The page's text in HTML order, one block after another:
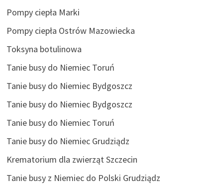
Pompy ciepła Marki
Pompy ciepła Ostrów Mazowiecka
Toksyna botulinowa
Tanie busy do Niemiec Toruń
Tanie busy do Niemiec Bydgoszcz
Tanie busy do Niemiec Bydgoszcz
Tanie busy do Niemiec Toruń
Tanie busy do Niemiec Grudziądz
Krematorium dla zwierząt Szczecin
Tanie busy z Niemiec do Polski Grudziądz